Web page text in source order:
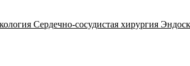
Сердечно-сосудистая хирургия